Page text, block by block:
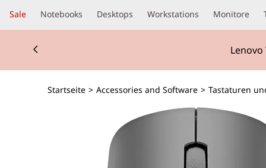
a
u
i
Sale Notebooks Desktops Workstations Monitore
Lenovo
Startseite > Accessories and Software > Tastaturen